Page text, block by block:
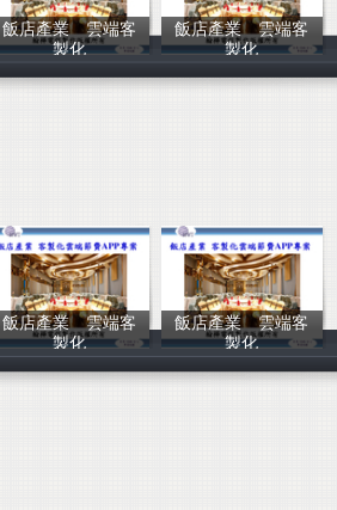
飯店產業 雲端客
製化
翰樺電信
飯店產業 雲端客
製化
翰樺電信
飯店產業 雲端客
製化
翰樺電信
飯店產業 雲端客
製化
翰樺電信